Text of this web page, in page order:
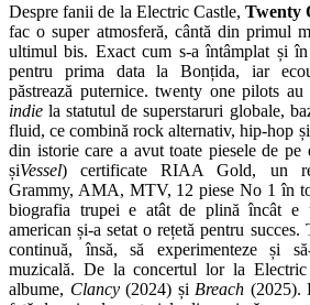
Despre fanii de la Electric Castle,Twenty
fac o super atmosferă, cântă din primul
ultimul bis. Exact cum s-a întâmplat și
pentru prima data la Bonțida, iar
păstrează puternice. twenty one pilots
indie la statutul de superstaruri globale,
fluid, ce combină rock alternativ, hip-hop
din istorie care a avut toate piesele de pe
șiVessel) certificate RIAA Gold, un
Grammy, AMA, MTV, 12 piese No 1 în
biografia trupei e atât de plină încât e
american și-a setat o rețetă pentru
continuă, însă, să experimenteze și
muzicală. De la concertul lor la
albume, Clancy(2024) și Breach (2025).